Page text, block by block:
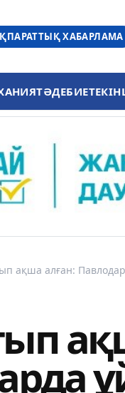
ХАБАРЛАМА
ӘДЕБИЕТ
ақша алған: